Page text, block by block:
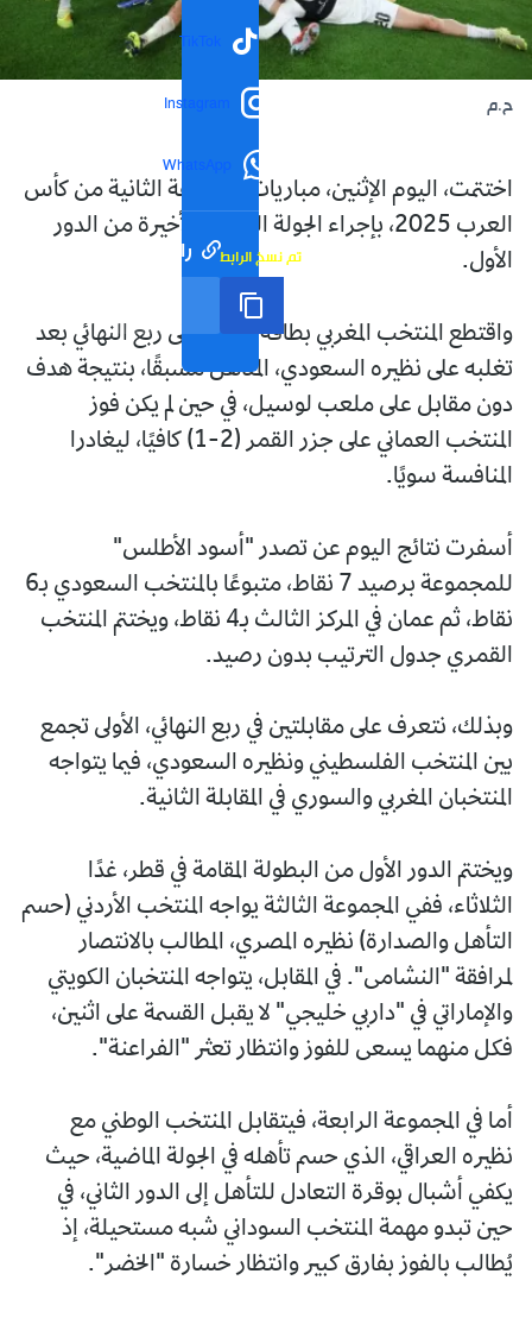
TikTok
Instagram
WhatsApp
رابط مختصر تم نسخ الرابط
ح.م
اختتمت، اليوم الإثنين، مباريات المجموعة الثانية من كأس
العرب 2025، بإجراء الجولة الثالثة والأخيرة من الدور
الأول.
واقتطع المنتخب المغربي بطاقة التأهل إلى ربع النهائي بعد
تغلبه على نظيره السعودي، المتأهل مسبقًا، بنتيجة هدف
دون مقابل على ملعب لوسيل، في حين لم يكن فوز
المنتخب العماني على جزر القمر (2-1) كافيًا، ليغادرا
المنافسة سويًا.
أسفرت نتائج اليوم عن تصدر "أسود الأطلس"
للمجموعة برصيد 7 نقاط، متبوعًا بالمنتخب السعودي بـ6
نقاط، ثم عمان في المركز الثالث بـ4 نقاط، ويختتم المنتخب
القمري جدول الترتيب بدون رصيد.
وبذلك، نتعرف على مقابلتين في ربع النهائي، الأولى تجمع
بين المنتخب الفلسطيني ونظيره السعودي، فيما يتواجه
المنتخبان المغربي والسوري في المقابلة الثانية.
ويختتم الدور الأول من البطولة المقامة في قطر، غدًا
الثلاثاء، ففي المجموعة الثالثة يواجه المنتخب الأردني (حسم
التأهل والصدارة) نظيره المصري، المطالب بالانتصار
لمرافقة "النشامى". في المقابل، يتواجه المنتخبان الكويتي
والإماراتي في "داربي خليجي" لا يقبل القسمة على اثنين،
فكل منهما يسعى للفوز وانتظار تعثر "الفراعنة".
أما في المجموعة الرابعة، فيتقابل المنتخب الوطني مع
نظيره العراقي، الذي حسم تأهله في الجولة الماضية، حيث
يكفي أشبال بوقرة التعادل للتأهل إلى الدور الثاني، في
حين تبدو مهمة المنتخب السوداني شبه مستحيلة، إذ
يُطالب بالفوز بفارق كبير وانتظار خسارة "الخضر".